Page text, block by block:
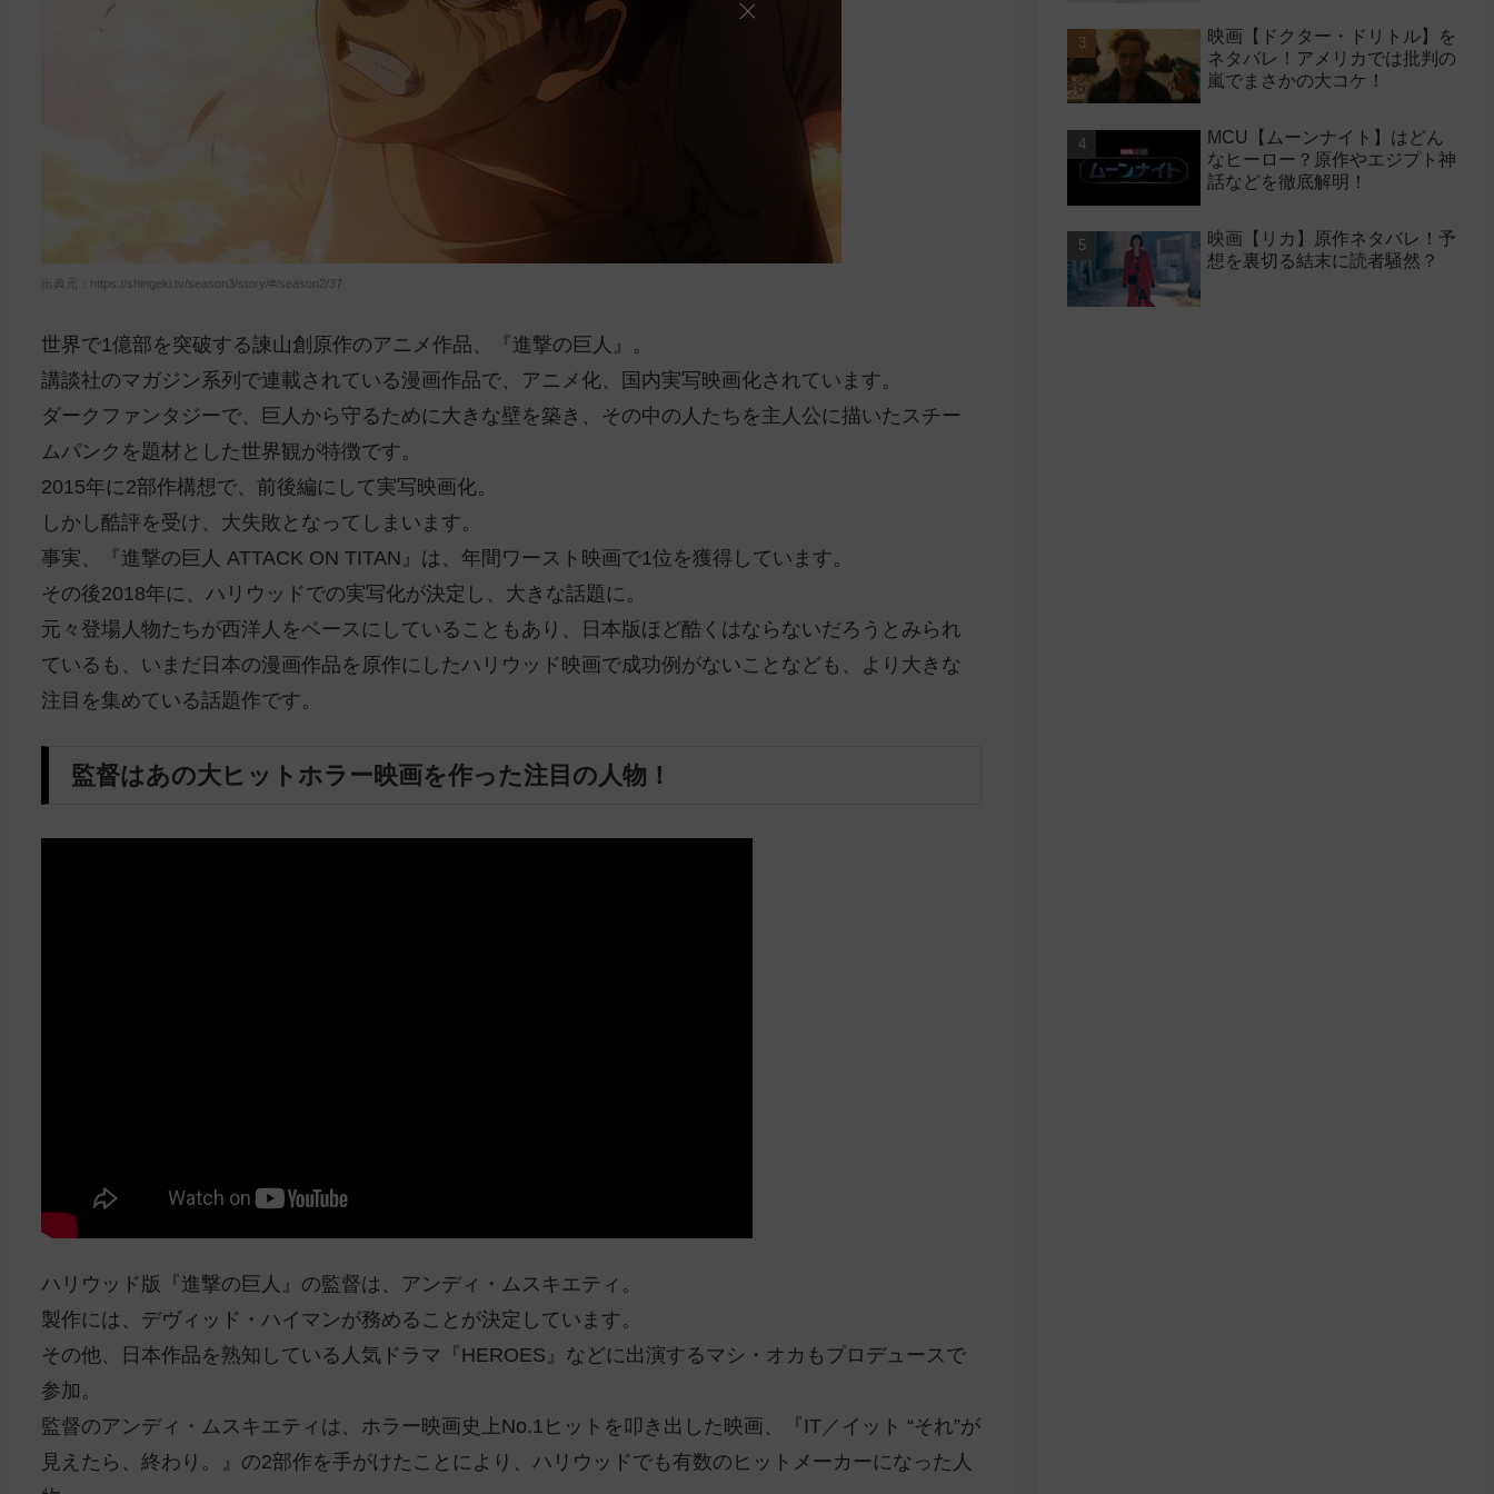
出典元：https://shingeki.tv/season3/story/#/season2/37
世界で1億部を突破する諫山創原作のアニメ作品、『進撃の巨人』。
講談社のマガジン系列で連載されている漫画作品で、アニメ化、国内実写映画化されています。
ダークファンタジーで、巨人から守るために大きな壁を築き、その中の人たちを主人公に描いたスチー
ムパンクを題材とした世界観が特徴です。
2015年に2部作構想で、前後編にして実写映画化。
しかし酷評を受け、大失敗となってしまいます。
事実、『進撃の巨人 ATTACK ON TITAN』は、年間ワースト映画で1位を獲得しています。
その後2018年に、ハリウッドでの実写化が決定し、大きな話題に。
元々登場人物たちが西洋人をベースにしていることもあり、日本版ほど酷くはならないだろうとみられ
ているも、いまだ日本の漫画作品を原作にしたハリウッド映画で成功例がないことなども、より大きな
注目を集めている話題作です。
監督はあの大ヒットホラー映画を作った注目の人物！
ハリウッド版『進撃の巨人』の監督は、アンディ・ムスキエティ。
製作には、デヴィッド・ハイマンが務めることが決定しています。
その他、日本作品を熟知している人気ドラマ『HEROES』などに出演するマシ・オカもプロデュースで
参加。
監督のアンディ・ムスキエティは、ホラー映画史上No.1ヒットを叩き出した映画、『IT／イット “それ”が
見えたら、終わり。』の2部作を手がけたことにより、ハリウッドでも有数のヒットメーカーになった人
映画【ドクター・ドリトル】を
ネタバレ！アメリカでは批判の
嵐でまさかの大コケ！
MCU【ムーンナイト】はどん
なヒーロー？原作やエジプト神
話などを徹底解明！
映画【リカ】原作ネタバレ！予
想を裏切る結末に読者騒然？